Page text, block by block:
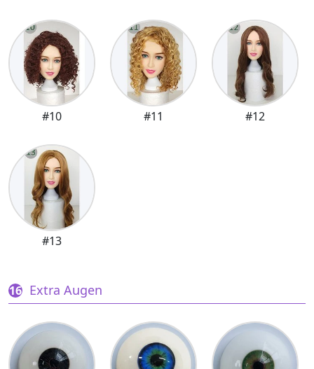
#10 #11 #12
#13
Extra Augen